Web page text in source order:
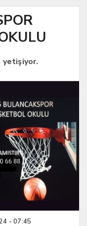
yetişiyor.
- 07:45